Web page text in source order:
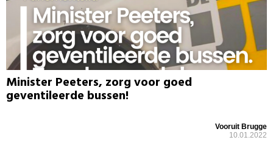
Minister Peeters, zorg voor goed
geventileerde bussen!
Vooruit Brugge
10.01.2022